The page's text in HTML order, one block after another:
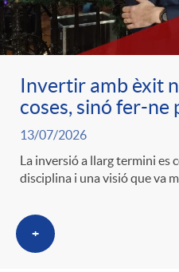
c
o
n
t
i
Invertir amb èxit
coses, sinó fer-ne
13/07/2026
La inversió a llarg termini es
disciplina i una visió que va
+